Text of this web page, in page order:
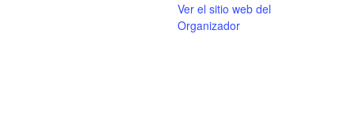
Ver el sitio web del
Organizador